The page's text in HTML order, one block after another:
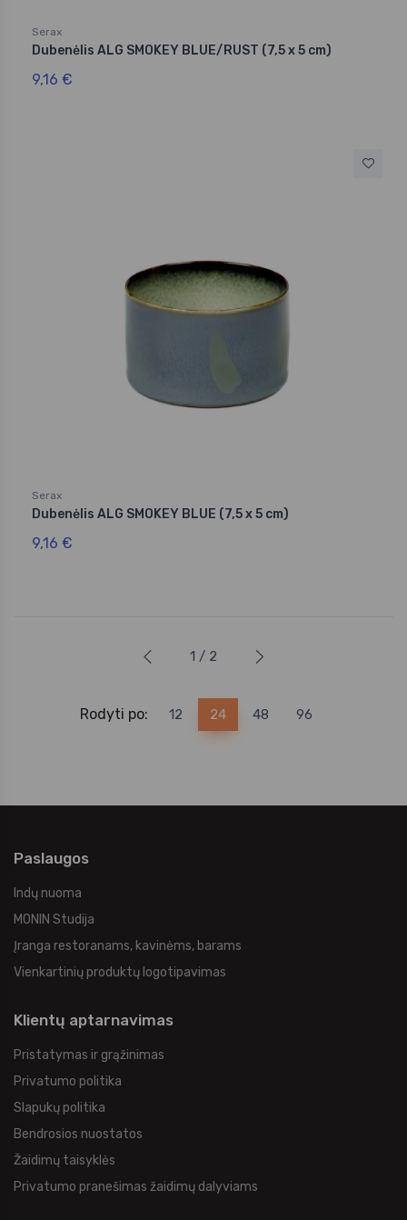
Serax
Dubenėlis ALG SMOKEY BLUE/RUST (7,5 x 5 cm)
9,16 €
Serax
Dubenėlis ALG SMOKEY BLUE (7,5 x 5 cm)
9,16 €
1 / 2
Rodyti po: 12 24 48 96
Paslaugos
Indų nuoma
MONIN Studija
Įranga restoranams, kavinėms, barams
Vienkartinių produktų logotipavimas
Klientų aptarnavimas
Pristatymas ir grąžinimas
Privatumo politika
Slapukų politika
Bendrosios nuostatos
Žaidimų taisyklės
Privatumo pranešimas žaidimų dalyviams